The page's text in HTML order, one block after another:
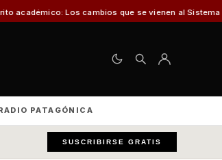
cambios que se vienen al Sistema de Admisión
PATAGÓNICA
SUSCRIBIRSE GRATIS